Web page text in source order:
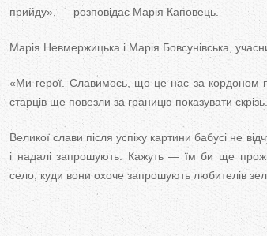
прийду», — розповідає Марія Каповець.
Марія Невмержицька і Марія Бовсунівська,
«Ми герої. Славимось, що це нас за кордоном
старців ще повезли за границю показувати
Великої слави після успіху картини бабусі не
і надалі запрошують. Кажуть — їм би ще
село, куди вони охоче запрошують любителів